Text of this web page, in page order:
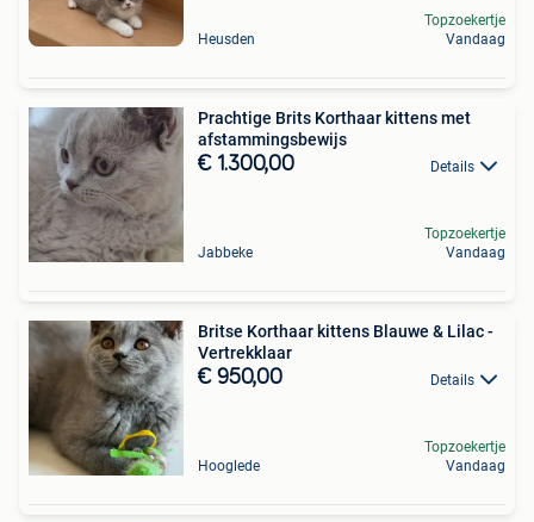
Heusden
Topzoekertje
Vandaag
Prachtige Brits Korthaar kittens met
afstammingsbewijs
€ 1.300,00 Details
Jabbeke
Topzoekertje
Vandaag
Britse Korthaar kittens Blauwe & Lilac -
Vertrekklaar
€ 950,00 Details
Hooglede
Topzoekertje
Vandaag